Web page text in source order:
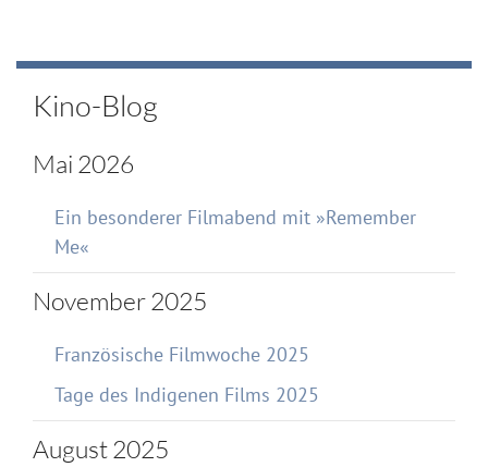
Kino-Blog
Mai 2026
Ein besonderer Filmabend mit »Remember
Me«
November 2025
Französische Filmwoche 2025
Tage des Indigenen Films 2025
August 2025